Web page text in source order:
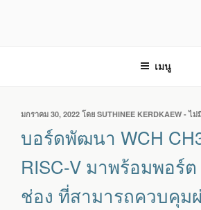
เมนู
เขียน
ที่
มกราคม 30, 2022 โดย SUTHINEE KERDKAEW -ไม่
บอร์ดพัฒนา WCH
RISC-V มาพร้อมพอร์ต
ช่อง ที่สามารถควบคุม